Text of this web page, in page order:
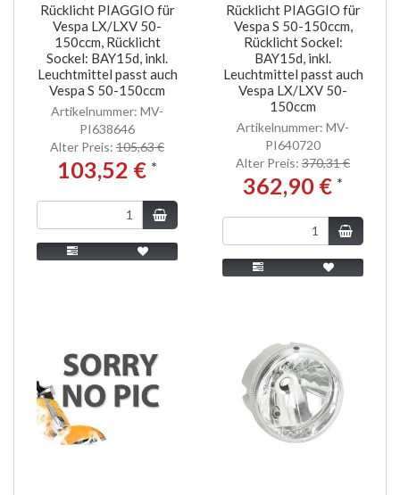
Rücklicht PIAGGIO für
Vespa LX/LXV 50-
150ccm, Rücklicht
Sockel: BAY15d, inkl.
Leuchtmittel passt auch
Vespa S 50-150ccm
Artikelnummer: MV-
PI638646
Alter Preis: 105,63 €
103,52 € *
Rücklicht PIAGGIO für
Vespa S 50-150ccm,
Rücklicht Sockel:
BAY15d, inkl.
Leuchtmittel passt auch
Vespa LX/LXV 50-
150ccm
Artikelnummer: MV-
PI640720
Alter Preis: 370,31 €
362,90 € *